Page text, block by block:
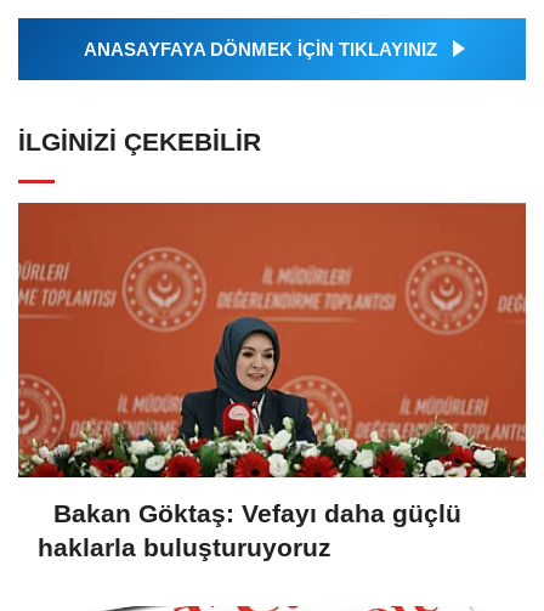
ANASAYFAYA DÖNMEK İÇİN TIKLAYINIZ
İLGINIZI ÇEKEBILIR
Bakan Göktaş: Vefayı daha güçlü
haklarla buluşturuyoruz